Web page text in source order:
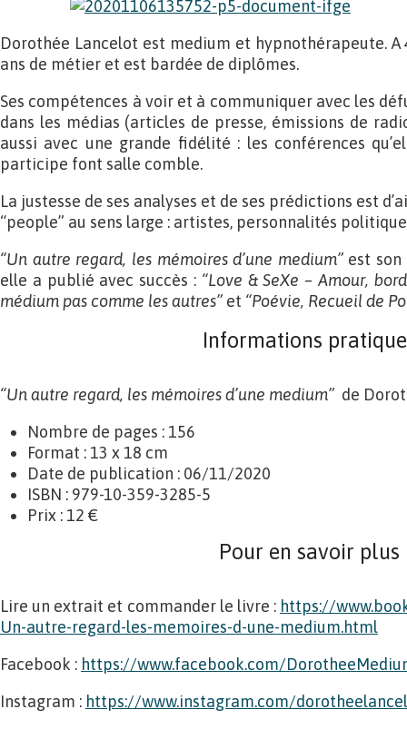
Dorothée Lancelot est medium et hypnothérapeute. A
ans de métier et est bardée de diplômes.
Ses compétences à voir et à communiquer avec les
dans les médias (articles de presse, émissions de
aussi avec une grande fidélité : les conférences
participe font salle comble.
La justesse de ses analyses et de ses prédictions est
“people” au sens large : artistes, personnalités
“Un autre regard, les mémoires d’une medium”est son
elle a publié avec succès : “Love & SeXe – Amour,
médium pas comme les autres” et “Poévie, Recueil de
Informations
“Un autre regard, les mémoires d’une medium” de
Nombre de pages : 156
Format : 13 x 18 cm
Date de publication : 06/11/2020
ISBN : 979-10-359-3285-5
Prix : 12 €
Pour en savoir plus
Lire un extrait et commander le livre : https://
Un-autre-regard-les-memoires-d-une-medium.html
Facebook : https://www.facebook.com/
Instagram : https://www.instagram.com/